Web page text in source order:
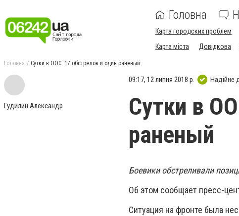
Головна
Карта городских проблем
Карта міста
Довідкова
Головна Сутки в ООС: 17 обстрелов и один раненый
Гудилин Александр
09:17, 12 липня 2018 р. Надійне
Сутки в
раненый
Боевики обстреливали
Об этом сообщает пресс-
Ситуация на фронте была